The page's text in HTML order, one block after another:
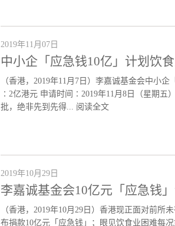
2019年11月07日
中小企「应急钱10亿」计划饮
（香港，2019年11月7日）李嘉诚基金会中小
∶2亿港元 申请时间∶2019年11月8日（星期五
批，绝非先到先得... 阅读全文
2019年10月29日
李嘉诚基金会10亿元「应急钱
（香港，2019年10月29日）香港现正面对前
布捐款10亿元「应急钱」；眼见饮食业困难每